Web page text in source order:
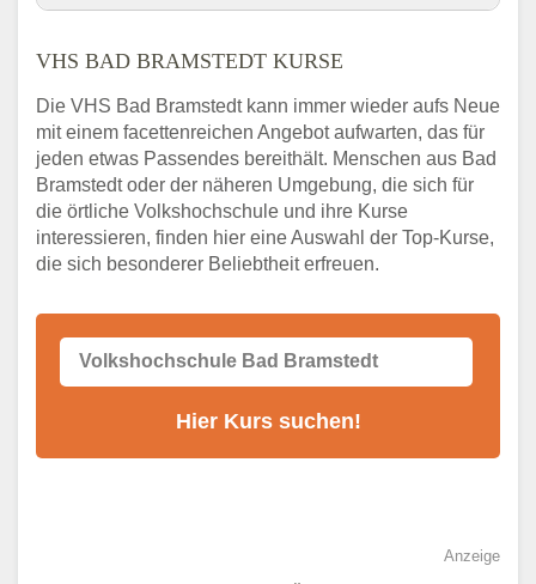
VHS Bad Bramstedt Kurse
Telefonnummer
Stellenangebote der Volkshochschule Bad
Bramstedt
Online-Kurse – Alternative Angebote zum
VHS-Kurs
Alternativen zum VHS Programm 2026 in
VHS BAD BRAMSTEDT KURSE
Die VHS Bad Bramstedt kann immer wieder aufs Neue
mit einem facettenreichen Angebot aufwarten, das für
jeden etwas Passendes bereithält. Menschen aus Bad
Bramstedt oder der näheren Umgebung, die sich für
die örtliche Volkshochschule und ihre Kurse
interessieren, finden hier eine Auswahl der Top-Kurse,
die sich besonderer Beliebtheit erfreuen.
Anzeige